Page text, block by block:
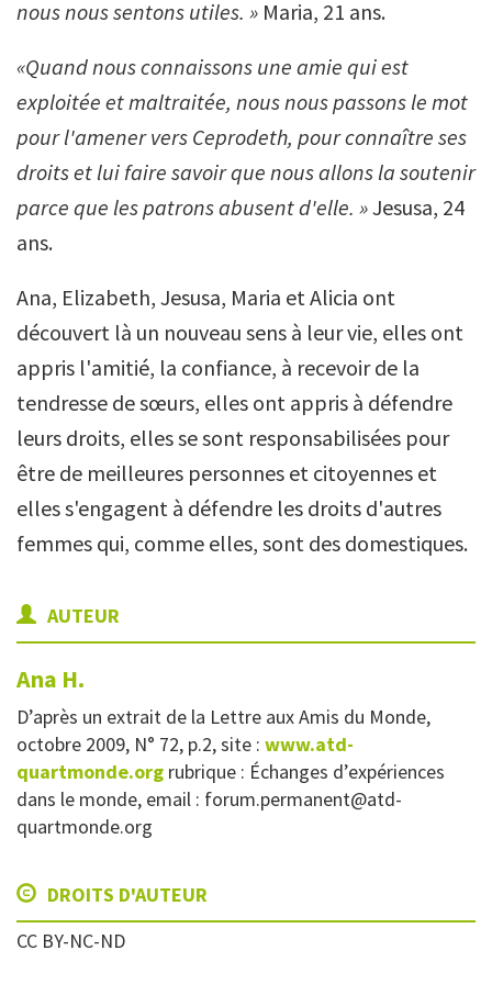
nous nous sentons utiles. » Maria, 21 ans.
«Quand nous connaissons une amie qui est
exploitée et maltraitée, nous nous passons le mot
pour l'amener vers Ceprodeth, pour connaître ses
droits et lui faire savoir que nous allons la soutenir
parce que les patrons abusent d'elle. »Jesusa, 24
ans.
Ana, Elizabeth, Jesusa, Maria et Alicia ont
découvert là un nouveau sens à leur vie, elles ont
appris l'amitié, la confiance, à recevoir de la
tendresse de sœurs, elles ont appris à défendre
leurs droits, elles se sont responsabilisées pour
être de meilleures personnes et citoyennes et
elles s'engagent à défendre les droits d'autres
femmes qui, comme elles, sont des domestiques.
AUTEUR
Ana H.
D’après un extrait de la Lettre aux Amis du Monde,
octobre 2009, N° 72, p.2, site : www.atd-
quartmonde.org rubrique : Échanges d’expériences
dans le monde, email : forum.permanent@atd-
quartmonde.org
DROITS D'AUTEUR
CC BY-NC-ND